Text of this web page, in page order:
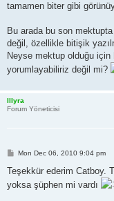
tamamen biter gibi
Bu arada bu son
değil, özellikle bitişik
Neyse mektup olduğu
yorumlayabiliriz değil mi?
Illyra
Forum Yöneticisi
P
s
Mon Dec 06, 2010 9:04 pm
Teşekkür ederim Catboy.
yoksa şüphen mi vardı